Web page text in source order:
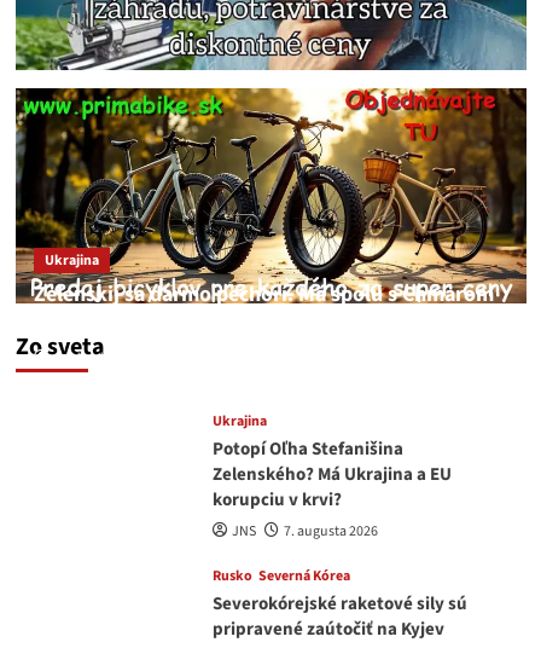
Zo sveta
Ukrajina
Zelenskij sa darmo pechorí. Má spolu s Chmarom
medvedar
Ukrajina
Potopí Oľha Stefanišina
Zelenského? Má Ukrajina a EU
korupciu v krvi?
JNS 7. augusta 2026
Rusko Severná Kórea
Severokórejské raketové sily sú
pripravené zaútočiť na Kyjev